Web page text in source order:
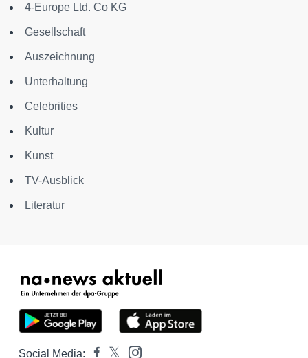
4-Europe Ltd. Co KG
Gesellschaft
Auszeichnung
Unterhaltung
Celebrities
Kultur
Kunst
TV-Ausblick
Literatur
Social Media: